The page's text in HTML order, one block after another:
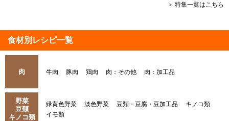
＞ 特集一覧はこちら
食材別レシピ一覧
肉 牛肉 豚肉 鶏肉 肉：その他 肉：加工品
野菜
豆類
キノコ類
緑黄色野菜 淡色野菜 豆類・豆腐・豆加工品
キノコ類
イモ類